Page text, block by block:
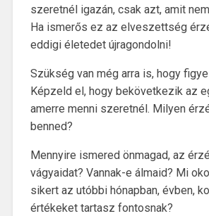
szeretnél igazán, csak azt, amit
Ha ismerős ez az elveszettség
eddigi életedet újragondolni!
Szükség van még arra is, hogy
Képzeld el, hogy bekövetkezik az
amerre menni szeretnél. Milyen
benned?
Mennyire ismered önmagad, az
vágyaidat? Vannak-e álmaid? Mi
sikert az utóbbi hónapban, évben,
értékeket tartasz fontosnak?